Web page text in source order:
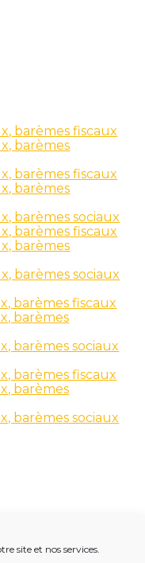
site et nos services.
barèmes fiscaux
barèmes
barèmes fiscaux
barèmes
barèmes sociaux
barèmes fiscaux
barèmes
barèmes sociaux
barèmes fiscaux
barèmes
barèmes sociaux
barèmes fiscaux
barèmes
barèmes sociaux